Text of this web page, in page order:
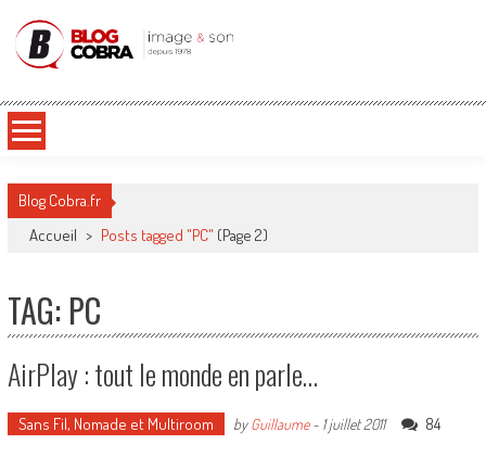
Blog Cobra
Blog Cobra.fr
Accueil > Posts tagged "PC" (Page 2)
TAG: PC
AirPlay : tout le monde en parle…
Sans Fil, Nomade et Multiroom byGuillaume- 1 juillet 2011 84